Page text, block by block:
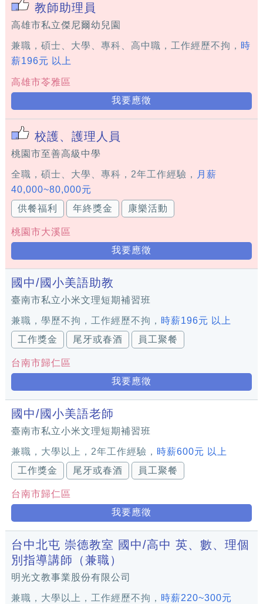
教師助理員
高雄市私立傑尼爾幼兒園
兼職，碩士、大學、專科、高中職，工作經歷不拘， 時
薪196元 以上
高雄市苓雅區
我要應徵
校護、護理人員
桃園市至善高級中學
全職，碩士、大學、專科，2年工作經驗，
月薪
40,000~80,000元
供餐福利
年終獎金 康樂活動
桃園市大溪區
我要應徵
國中/國小美語助教
臺南市私立小米文理短期補習班
兼職，學歷不拘，工作經歷不拘， 時薪196元 以上
工作獎金
尾牙或春酒 員工聚餐
台南市歸仁區
我要應徵
國中/國小美語老師
臺南市私立小米文理短期補習班
兼職，大學以上，2年工作經驗， 時薪600元 以上
工作獎金
尾牙或春酒 員工聚餐
台南市歸仁區
我要應徵
台中北屯 崇德教室 國中/高中 英、數、理個
別指導講師（兼職）
明光文教事業股份有限公司
兼職，大學以上，工作經歷不拘， 時薪220~300元